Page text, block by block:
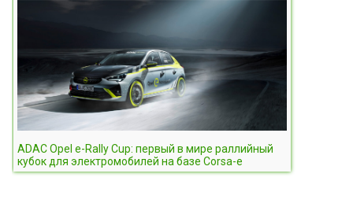
ADAC Opel e-Rally Cup: первый в мире раллийный
кубок для электромобилей на базе Corsa-e